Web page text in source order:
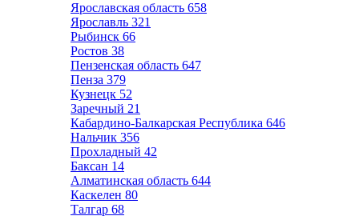
Ярославская область 658
Ярославль 321
Рыбинск 66
Ростов 38
Пензенская область 647
Пенза 379
Кузнецк 52
Заречный 21
Кабардино-Балкарская Республика 646
Нальчик 356
Прохладный 42
Баксан 14
Алматинская область 644
Каскелен 80
Талгар 68